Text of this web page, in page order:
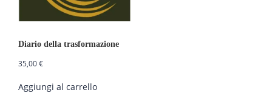
Diario della trasformazione
35,00€
Aggiungi al carrello